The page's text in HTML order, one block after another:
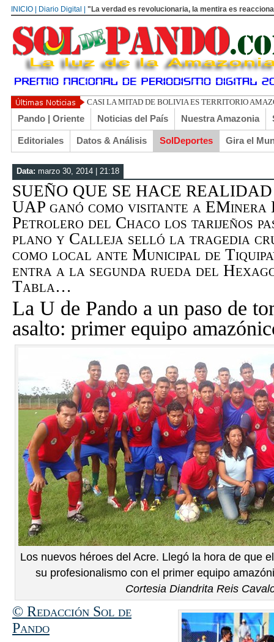
INICIO | Diario Digital | "La verdad es revolucionaria, la mentira es
UN LIBERTARIO L
Pando | Oriente Noticias del País Nuestra Amazonia
Editoriales Datos & Análisis SolDeportes Gira el
Data: marzo 30, 2014 | 21:18
SUEÑO QUE SE HACE
UAP ganó como visitante a EMinera
Petrolero del Chaco los tarijeños
plano y Calleja selló la tragedia
como local ante Municipal de
entra a la segunda rueda del
Tabla…
La U de Pando a un paso de
asalto: primer equipo
Los nuevos héroes del Acre. Llegó la hora de que
su profesionalismo con el primer equipo
Cortesia Diandrita Reis
© Redacción Sol de
Pando